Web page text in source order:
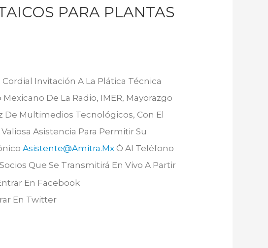
PARA PLANTAS
Invitación A La Plática Técnica
De La Radio, IMER, Mayorazgo
De Multimedios Tecnológicos, Con El
Asistencia Para Permitir Su
Asistente@amitra.mx Ó Al Teléfono
Que Se Transmitirá En Vivo A Partir
En Facebook
En Twitter